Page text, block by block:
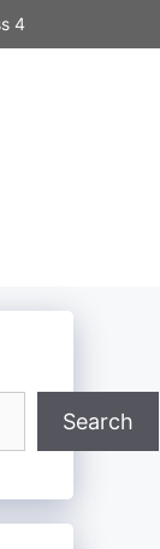
4
Search